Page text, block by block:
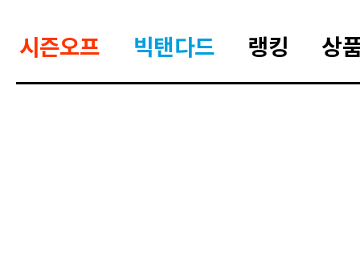
시즌오프 빅탠다드 랭킹 상